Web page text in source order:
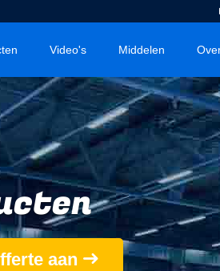
Video's Middelen
aan